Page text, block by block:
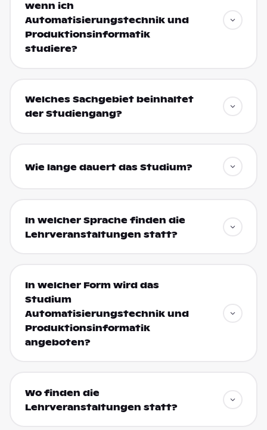
wenn ich
Automatisierungstechnik und
Produktionsinformatik
studiere?
Welches Sachgebiet beinhaltet
der Studiengang?
Wie lange dauert das Studium?
In welcher Sprache finden die
Lehrveranstaltungen statt?
In welcher Form wird das
Studium
Automatisierungstechnik und
Produktionsinformatik
angeboten?
Wo finden die
Lehrveranstaltungen statt?